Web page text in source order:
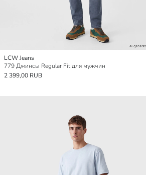
LCW Jeans
779 Джинсы Regular Fit для мужчин
2 399,00 RUB